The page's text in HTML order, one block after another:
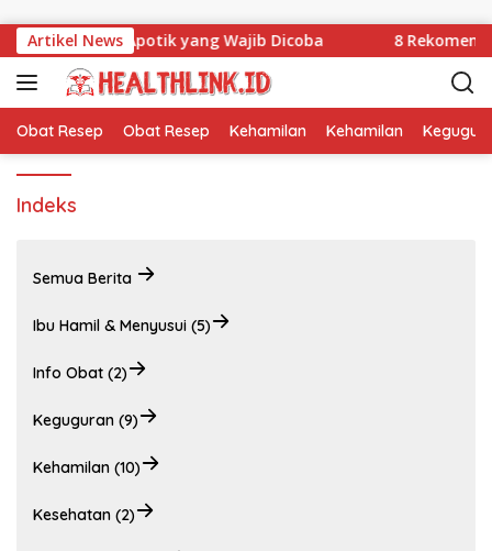
Artikel News
Terbaik di Apotik yang Wajib Dicoba 8
Obat Resep Obat Resep Kehamilan Kehamilan
Indeks
Semua Berita
Ibu Hamil & Menyusui (5)
Info Obat (2)
Keguguran (9)
Kehamilan (10)
Kesehatan (2)